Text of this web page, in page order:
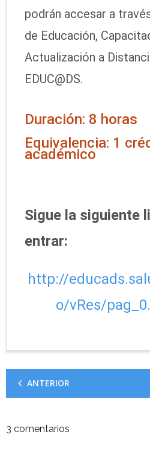
podrán accesar a
de Educación,
Actualización a
EDUC@DS.
Duración: 8 horas
Equivalencia: 1
académico
Sigue la siguiente
entrar:
http://
o/vRes/
ANTERIOR
3 comentarios